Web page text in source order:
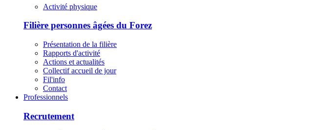
Activité physique
Filière personnes âgées du Forez
Présentation de la filière
Rapports d'activité
Actions et actualités
Collectif accueil de jour
Fil'info
Contact
Professionnels
Recrutement